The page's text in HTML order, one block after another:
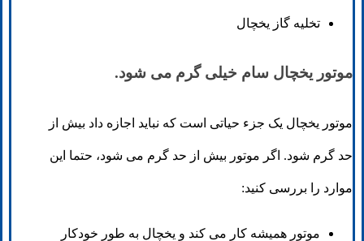
تخلیه گاز یخچال
موتور یخچال سام خیلی گرم می شود.
موتور یخچال یک جزء حیاتی است که نباید اجازه داد بیش از
حد گرم شود. اگر موتور بیش از حد گرم می شود، حتما این
موارد را بررسی کنید:
موتور همیشه کار می کند و یخچال به طور خودکار